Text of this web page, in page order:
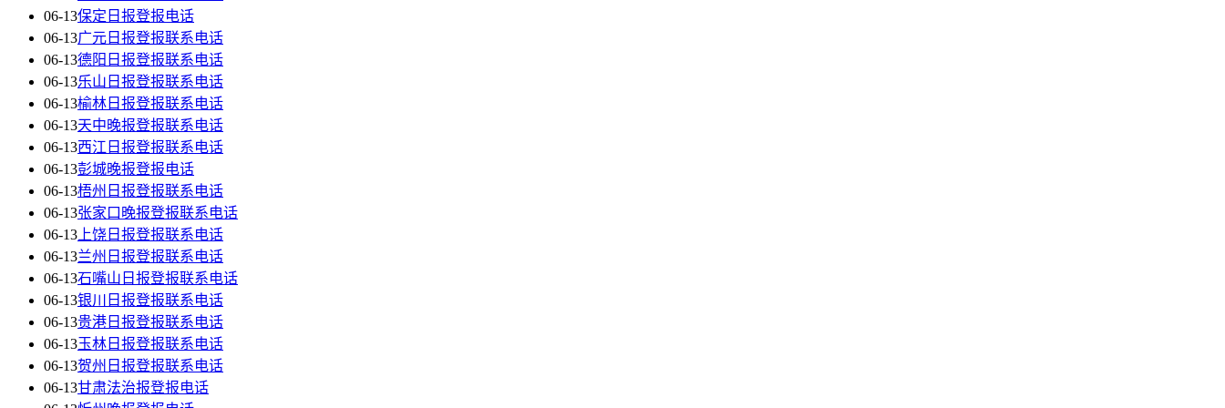
06-13保定日报登报电话
06-13广元日报登报联系电话
06-13德阳日报登报联系电话
06-13乐山日报登报联系电话
06-13榆林日报登报联系电话
06-13天中晚报登报联系电话
06-13西江日报登报联系电话
06-13彭城晚报登报电话
06-13梧州日报登报联系电话
06-13张家口晚报登报联系电话
06-13 上饶日报登报联系电话
06-13兰州日报登报联系电话
06-13石嘴山日报登报联系电话
06-13银川日报登报联系电话
06-13贵港日报登报联系电话
06-13玉林日报登报联系电话
06-13贺州日报登报联系电话
06-13甘肃法治报登报电话